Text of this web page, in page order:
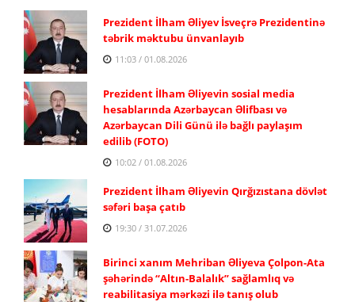
Prezident İlham Əliyev İsveçrə Prezidentinə
təbrik məktubu ünvanlayıb
11:03 / 01.08.2026
Prezident İlham Əliyevin sosial media
hesablarında Azərbaycan Əlifbası və
Azərbaycan Dili Günü ilə bağlı paylaşım
edilib (FOTO)
10:02 / 01.08.2026
Prezident İlham Əliyevin Qırğızıstana dövlət
səfəri başa çatıb
19:30 / 31.07.2026
Birinci xanım Mehriban Əliyeva Çolpon-Ata
şəhərində “Altın-Balalık” sağlamlıq və
reabilitasiya mərkəzi ilə tanış olub